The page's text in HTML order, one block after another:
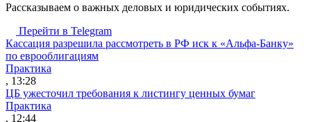
Рассказываем о важных деловых и юридических событиях.
Перейти в Telegram
Кассация разрешила рассмотреть в РФ иск к «Альфа-Банку»
по еврооблигациям
Практика
, 13:28
ЦБ ужесточил требования к листингу ценных бумаг
Практика
, 12:44